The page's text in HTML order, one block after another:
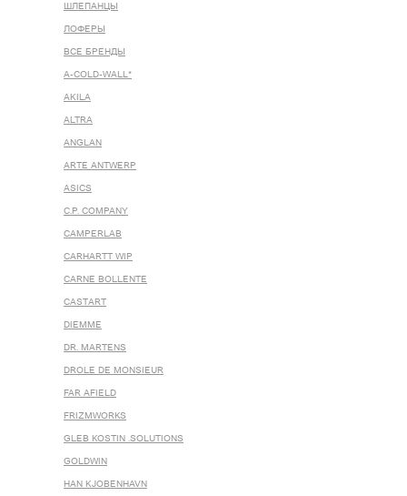
ШЛЕПАНЦЫ
ЛОФЕРЫ
ВСЕ БРЕНДЫ
A-COLD-WALL*
AKILA
ALTRA
ANGLAN
ARTE ANTWERP
ASICS
C.P. COMPANY
CAMPERLAB
CARHARTT WIP
CARNE BOLLENTE
CASTART
DIEMME
DR. MARTENS
DROLE DE MONSIEUR
FAR AFIELD
FRIZMWORKS
GLEB KOSTIN .SOLUTIONS
GOLDWIN
HAN KJOBENHAVN